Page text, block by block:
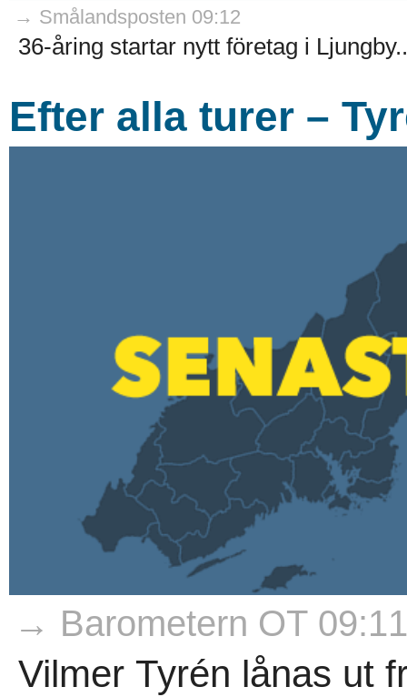
→ Smålandsposten 09:12
36-åring startar nytt företag i Ljungby..
Efter alla turer –
→ Barometern OT 09:11
Vilmer Tyrén lånas ut